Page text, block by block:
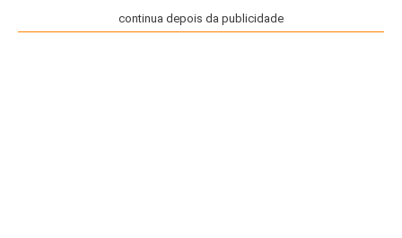
continua depois da publicidade